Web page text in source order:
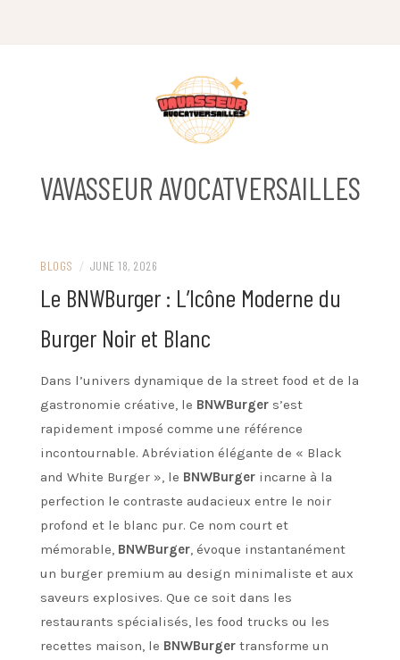
VAVASSEUR AVOCATVERSAILLES
BLOGS / JUNE 18, 2026
Le BNWBurger : L’Icône Moderne du
Burger Noir et Blanc
Dans l’univers dynamique de la street food et de la
gastronomie créative, le BNWBurger s’est
rapidement imposé comme une référence
incontournable. Abréviation élégante de « Black
and White Burger », le BNWBurger incarne à la
perfection le contraste audacieux entre le noir
profond et le blanc pur. Ce nom court et
mémorable, BNWBurger , évoque instantanément
un burger premium au design minimaliste et aux
saveurs explosives. Que ce soit dans les
restaurants spécialisés, les food trucks ou les
recettes maison, le BNWBurger transforme un